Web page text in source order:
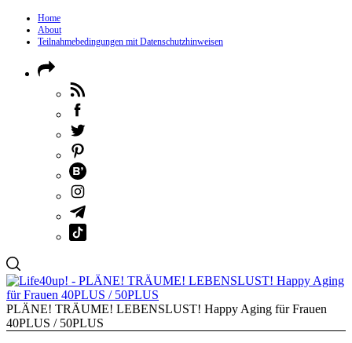
Home
About
Teilnahmebedingungen mit Datenschutzhinweisen
PLÄNE! TRÄUME! LEBENSLUST! Happy Aging für Frauen
40PLUS / 50PLUS